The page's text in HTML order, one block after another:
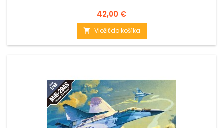
Cena
42,00 €
 Vložiť do košíka